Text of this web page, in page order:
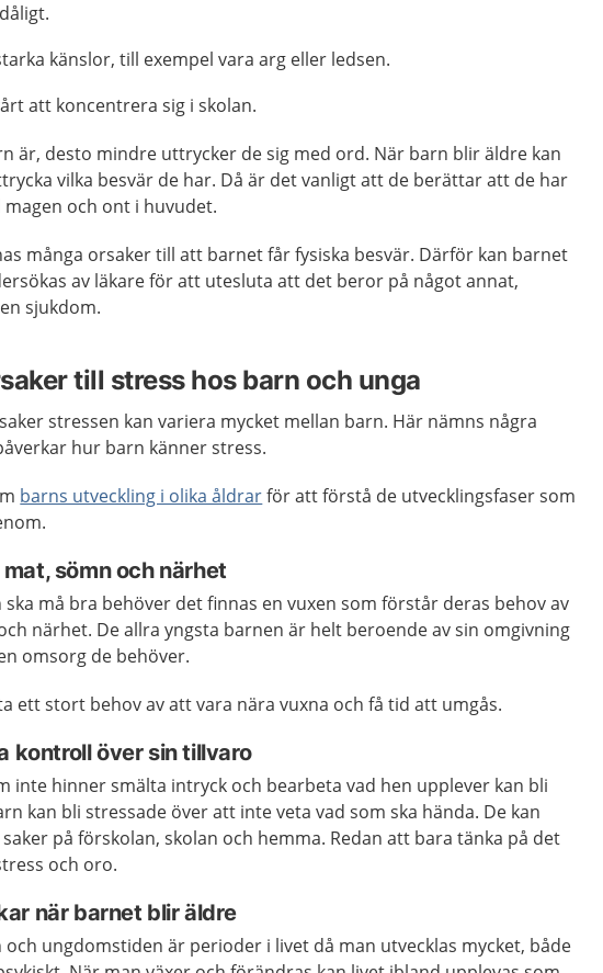
känslor, till exempel vara arg eller ledsen.
att koncentrera sig i skolan.
är, desto mindre uttrycker de sig med ord. När barn blir äldre kan
vilka besvär de har. Då är det vanligt att de berättar att de har
magen och ont i huvudet.
många orsaker till att barnet får fysiska besvär. Därför kan barnet
av läkare för att utesluta att det beror på något annat,
sjukdom.
till stress hos barn och unga
stressen kan variera mycket mellan barn. Här nämns några
hur barn känner stress.
barns utveckling i olika åldrarför att förstå de utvecklingsfaser som
sömn och närhet
må bra behöver det finnas en vuxen som förstår deras behov av
närhet. De allra yngsta barnen är helt beroende av sin omgivning
omsorg de behöver.
ett stort behov av att vara nära vuxna och få tid att umgås.
kontroll över sin tillvaro
inte hinner smälta intryck och bearbeta vad hen upplever kan bli
kan bli stressade över att inte veta vad som ska hända. De kan
på förskolan, skolan och hemma. Redan att bara tänka på det
och oro.
när barnet blir äldre
och ungdomstiden är perioder i livet då man utvecklas mycket, både